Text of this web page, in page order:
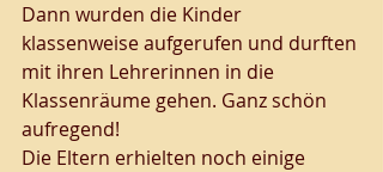
Dann wurden die Kinder
klassenweise aufgerufen und durften
mit ihren Lehrerinnen in die
Klassenräume gehen. Ganz schön
aufregend!
Die Eltern erhielten noch einige